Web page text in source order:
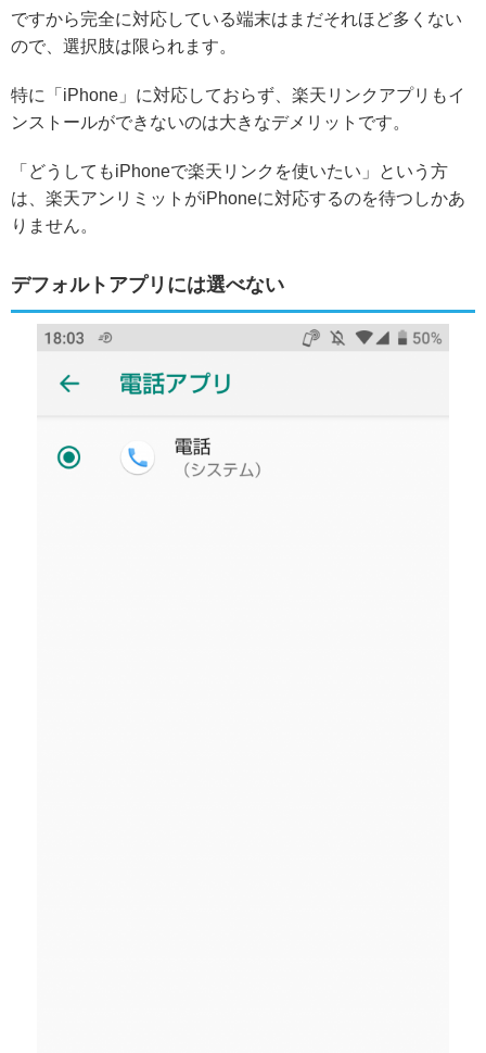
ですから完全に対応している端末はまだそれほど多くない
ので、選択肢は限られます。
特に
「iPhone」に対応しておらず、楽天リンクアプリもイ
ンストールができないのは大きなデメリットです。
「どうしてもiPhoneで楽天リンクを使いたい」という方
は、楽天アンリミットがiPhoneに対応するのを待つしかあ
りません。
デフォルトアプリには選べない